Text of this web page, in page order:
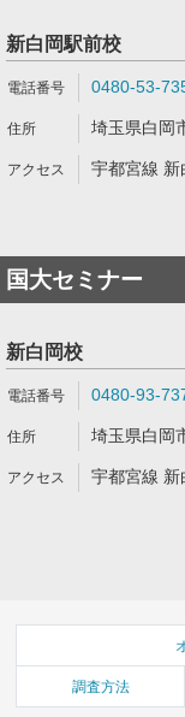
新白岡駅前校
0480-53-
埼玉県白岡
宇都宮線
国大セミナー
新白岡校
0480-93-
埼玉県白岡
宇都宮線
調査方法